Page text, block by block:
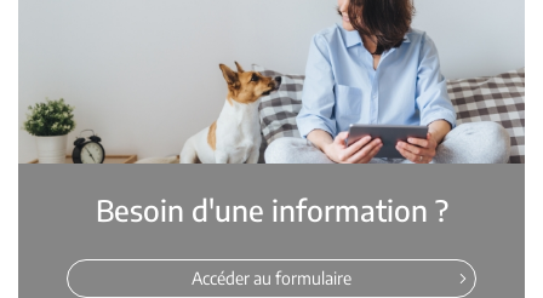
Besoin d'une information ?
Accéder au formulaire